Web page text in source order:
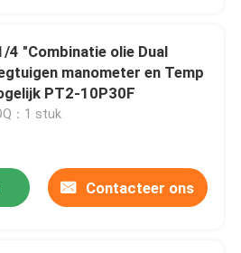
4 "Combinatie olie Dual
manometer en Temp
PT2-10P30F
：1 stuk
Contacteer ons